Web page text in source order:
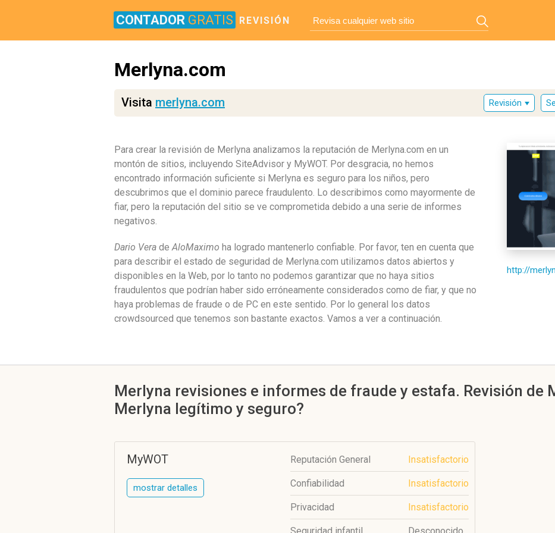
CONTADOR GRATIS REVISIÓN
Merlyna.com
Visita merlyna.com Revisión
Para crear la revisión de Merlyna analizamos la reputación de Merlyna.com en un
montón de sitios, incluyendo SiteAdvisor y MyWOT. Por desgracia, no hemos
encontrado información suficiente si Merlyna es seguro para los niños, pero
descubrimos que el dominio parece fraudulento. Lo describimos como mayormente de
fiar, pero la reputación del sitio se ve comprometida debido a una serie de informes
negativos.
Dario Vera deAloMaximo ha logrado mantenerlo confiable. Por favor, ten en cuenta que
para describir el estado de seguridad de Merlyna.com utilizamos datos abiertos y
disponibles en la Web, por lo tanto no podemos garantizar que no haya sitios
fraudulentos que podrían haber sido erróneamente considerados como de fiar, y que no
haya problemas de fraude o de PC en este sentido. Por lo general los datos
crowdsourced que tenemos son bastante exactos. Vamos a ver a continuación.
http://
Merlyna revisiones e informes de fraude y estafa. Revisión de
Merlyna legítimo y seguro?
MyWOT
mostrar detalles
Reputación General Insatisfactorio
Confiabilidad Insatisfactorio
Privacidad Insatisfactorio